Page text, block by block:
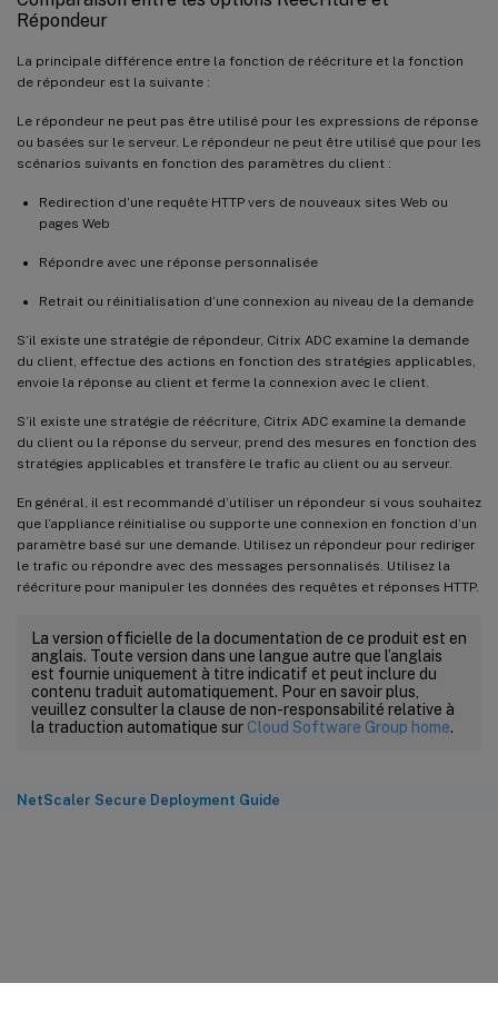
Répondeur
La principale différence entre la fonction de réécriture et la fonction
de répondeur est la suivante :
Le répondeur ne peut pas être utilisé pour les expressions de réponse
ou basées sur le serveur. Le répondeur ne peut être utilisé que pour les
scénarios suivants en fonction des paramètres du client :
Redirection d’une requête HTTP vers de nouveaux sites Web ou
pages Web
Répondre avec une réponse personnalisée
Retrait ou réinitialisation d’une connexion au niveau de la demande
S’il existe une stratégie de répondeur, Citrix ADC examine la demande
du client, effectue des actions en fonction des stratégies applicables,
envoie la réponse au client et ferme la connexion avec le client.
S’il existe une stratégie de réécriture, Citrix ADC examine la demande
du client ou la réponse du serveur, prend des mesures en fonction des
stratégies applicables et transfère le trafic au client ou au serveur.
En général, il est recommandé d’utiliser un répondeur si vous souhaitez
que l’appliance réinitialise ou supporte une connexion en fonction d’un
paramètre basé sur une demande. Utilisez un répondeur pour rediriger
le trafic ou répondre avec des messages personnalisés. Utilisez la
réécriture pour manipuler les données des requêtes et réponses HTTP.
La version officielle de la documentation de ce produit est en
anglais. Toute version dans une langue autre que l’anglais
est fournie uniquement à titre indicatif et peut inclure du
contenu traduit automatiquement. Pour en savoir plus,
veuillez consulter la clause de non-responsabilité relative à
la traduction automatique sur Cloud Software Group home.
NetScaler Secure Deployment Guide